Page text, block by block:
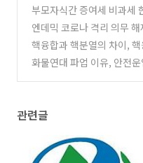
부모자식간 증여세 비과세
(0)
엔데믹 코로나 격리 의무
제
(0)
핵융합과 핵분열의 차이,
기 (0)
화물연대 파업 이유, 안전
관련글